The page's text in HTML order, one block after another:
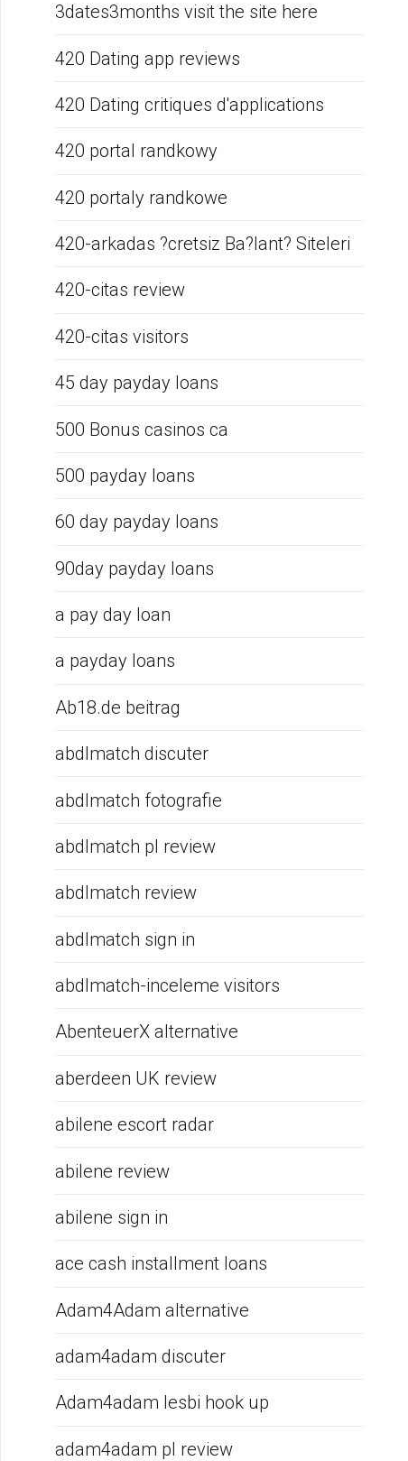
3dates3months visit the site here
420 Dating app reviews
420 Dating critiques d'applications
420 portal randkowy
420 portaly randkowe
420-arkadas ?cretsiz Ba?lant? Siteleri
420-citas review
420-citas visitors
45 day payday loans
500 Bonus casinos ca
500 payday loans
60 day payday loans
90day payday loans
a pay day loan
a payday loans
Ab18.de beitrag
abdlmatch discuter
abdlmatch fotografie
abdlmatch pl review
abdlmatch review
abdlmatch sign in
abdlmatch-inceleme visitors
AbenteuerX alternative
aberdeen UK review
abilene escort radar
abilene review
abilene sign in
ace cash installment loans
Adam4Adam alternative
adam4adam discuter
Adam4adam lesbi hook up
adam4adam pl review